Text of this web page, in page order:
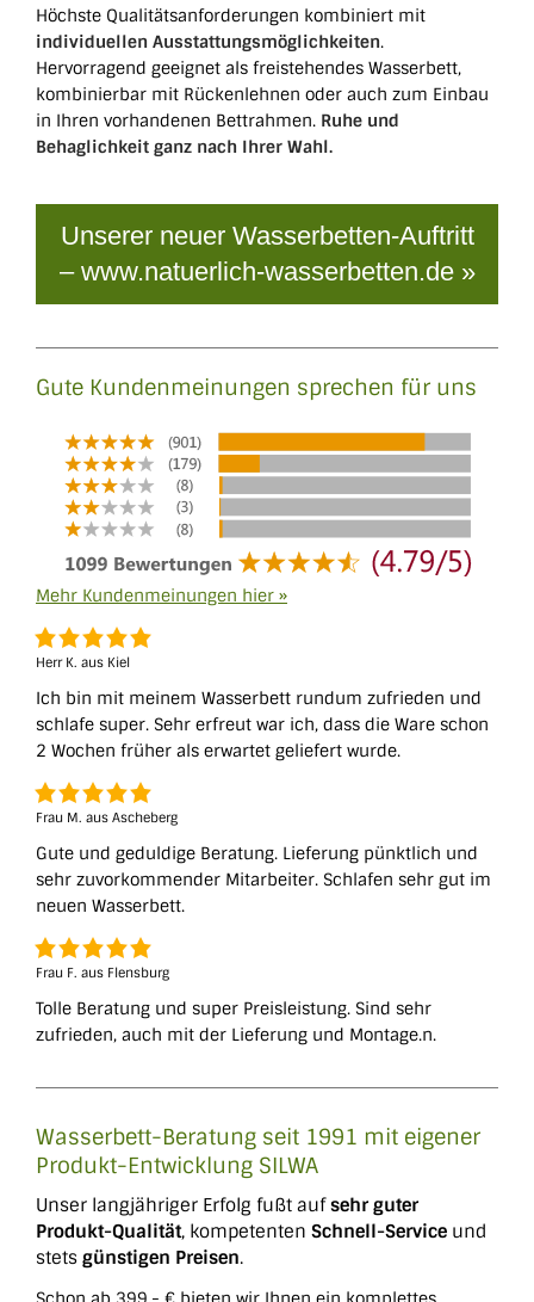
Höchste Qualitätsanforderungen kombiniert mit
individuellen Ausstattungsmöglichkeiten.
Hervorragend geeignet als freistehendes Wasserbett,
kombinierbar mit Rückenlehnen oder auch zum Einbau
in Ihren vorhandenen Bettrahmen. Ruhe und
Behaglichkeit ganz nach Ihrer Wahl.
Unserer neuer Wasserbetten-Auftritt
– www.natuerlich-wasserbetten.de »
Gute Kundenmeinungen sprechen für uns
Mehr Kundenmeinungen hier »
Herr K. aus Kiel
Ich bin mit meinem Wasserbett rundum zufrieden und
schlafe super. Sehr erfreut war ich, dass die Ware schon
2 Wochen früher als erwartet geliefert wurde.
Frau M. aus Ascheberg
Gute und geduldige Beratung. Lieferung pünktlich und
sehr zuvorkommender Mitarbeiter. Schlafen sehr gut im
neuen Wasserbett.
Frau F. aus Flensburg
Tolle Beratung und super Preisleistung. Sind sehr
zufrieden, auch mit der Lieferung und Montage.n.
Wasserbett-Beratung seit 1991 mit eigener
Produkt-Entwicklung SILWA
Unser langjähriger Erfolg fußt aufsehr guter
Produkt-Qualität, kompetenten Schnell-Service und
stets günstigen Preisen.